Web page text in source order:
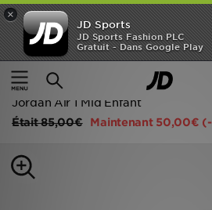
×
JD Sports
JD Sports Fashion PLC
Gratuit - Dans Google Play
Accueil
Enfant
Chaussures Enfant
Jordan Air 1 Mid Enfant
Était85,00€ Maintenant 50,00€
Accueil
Nouveautés
Homme
Enfant